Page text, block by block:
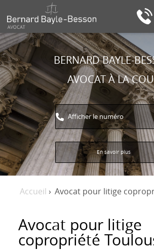
BERNARD
BAYLE-
BESSON
BERNARD BAYLE-
AVOCAT À LA
Afficher le numéro
En savoir plus
Accueil › Avocat pour litige
Avocat pour litige
copropriété